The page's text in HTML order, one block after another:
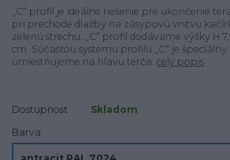
„C“ profil je ideálne riešenie pre ukončenie
pri prechode dlažby na zásypovú vrstvu
zelenú strechu. „C“ profil dodávame výšky H
cm. Súčasťou systému profilu „C“ je špeciálny
umiestňujeme na hlavu terča. celý popis
Dostupnosť
Skladom
Barva